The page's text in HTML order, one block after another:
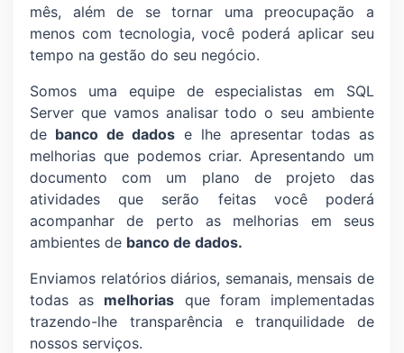
mês, além de se tornar uma preocupação a
menos com tecnologia, você poderá aplicar seu
tempo na gestão do seu negócio.
Somos uma equipe de especialistas em SQL
Server que vamos analisar todo o seu ambiente
de banco de dados e lhe apresentar todas as
melhorias que podemos criar. Apresentando um
documento com um plano de projeto das
atividades que serão feitas você poderá
acompanhar de perto as melhorias em seus
ambientes de banco de dados.
Enviamos relatórios diários, semanais, mensais de
todas as melhorias que foram implementadas
trazendo-lhe transparência e tranquilidade de
nossos serviços.